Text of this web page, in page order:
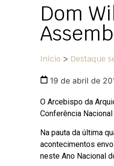
Dom
Início > Destaque
19 de abril de
O Arcebispo da
Conferência
Na pauta da última
acontecimentos
neste Ano Nacional